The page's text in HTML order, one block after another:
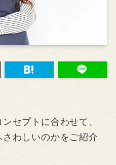
セプトに合わせて、
わしいのかをご紹介